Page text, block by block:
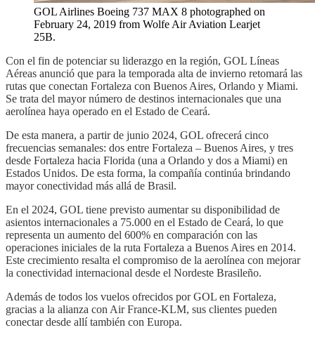
GOL Airlines Boeing 737 MAX 8 photographed on
February 24, 2019 from Wolfe Air Aviation Learjet
25B.
Con el fin de potenciar su liderazgo en la región, GOL Líneas
Aéreas anunció que para la temporada alta de invierno retomará las
rutas que conectan Fortaleza con Buenos Aires, Orlando y Miami.
Se trata del mayor número de destinos internacionales que una
aerolínea haya operado en el Estado de Ceará.
De esta manera, a partir de junio 2024, GOL ofrecerá cinco
frecuencias semanales: dos entre Fortaleza – Buenos Aires, y tres
desde Fortaleza hacia Florida (una a Orlando y dos a Miami) en
Estados Unidos. De esta forma, la compañía continúa brindando
mayor conectividad más allá de Brasil.
En el 2024, GOL tiene previsto aumentar su disponibilidad de
asientos internacionales a 75.000 en el Estado de Ceará, lo que
representa un aumento del 600% en comparación con las
operaciones iniciales de la ruta Fortaleza a Buenos Aires en 2014.
Este crecimiento resalta el compromiso de la aerolínea con mejorar
la conectividad internacional desde el Nordeste Brasileño.
Además de todos los vuelos ofrecidos por GOL en Fortaleza,
gracias a la alianza con Air France-KLM, sus clientes pueden
conectar desde allí también con Europa.